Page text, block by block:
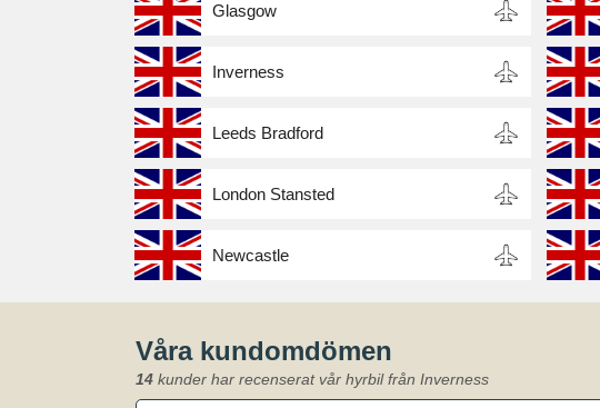
Glasgow
Inverness
Leeds Bradford
London Stansted
Newcastle
Våra kundomdömen
14 kunder har recenserat vår hyrbil från Inverness